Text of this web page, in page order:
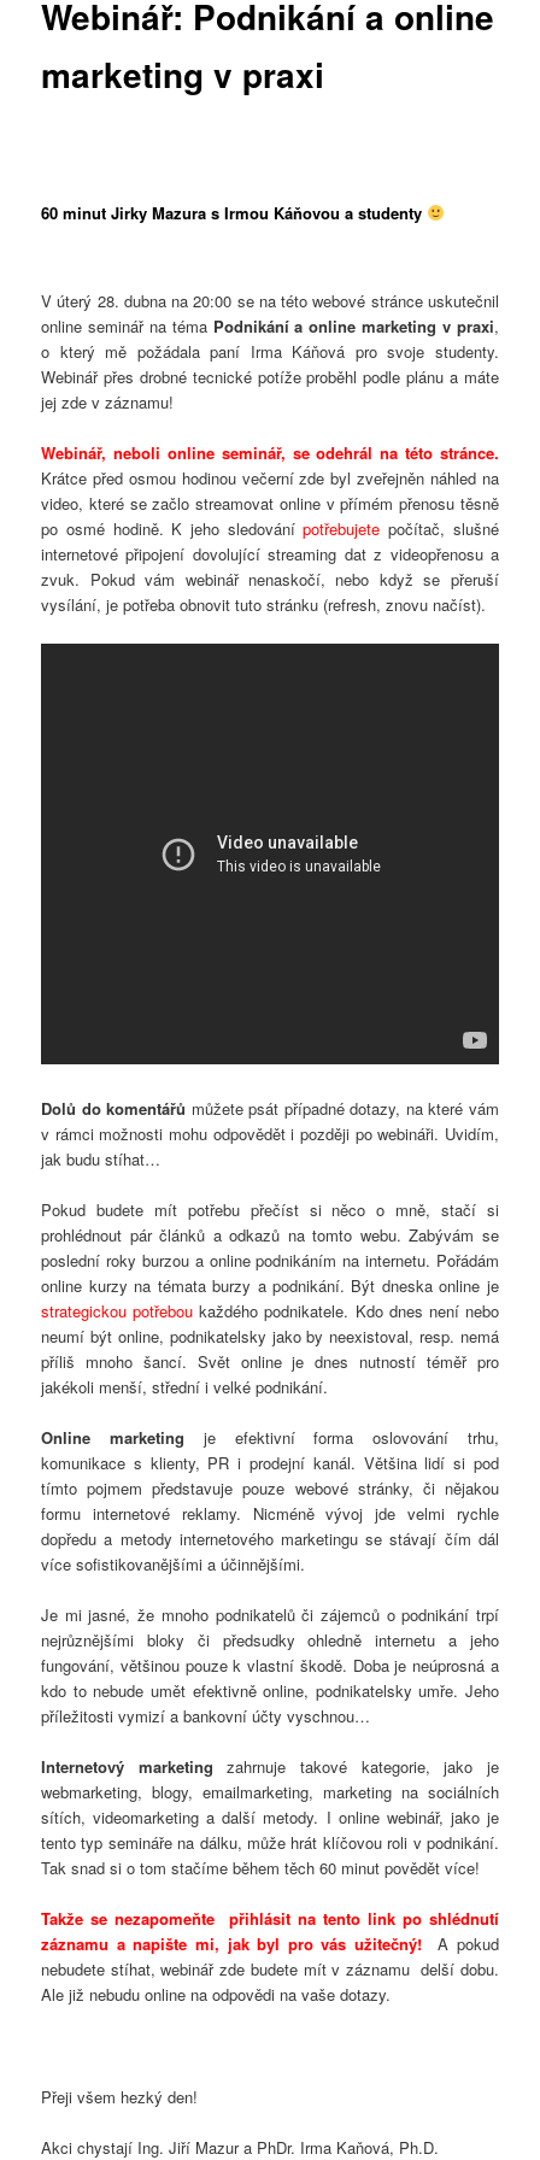
Webinář: Podnikání a online
marketing v praxi
60 minut Jirky Mazura s Irmou Káňovou a studenty
V úterý 28. dubna na 20:00 se na této webové stránce uskutečnil
online seminář na téma Podnikání a online marketing v praxi,
o který mě požádala paní Irma Káňová pro svoje studenty.
Webinář přes drobné tecnické potíže proběhl podle plánu a máte
jej zde v záznamu!
Webinář, neboli online seminář, se odehrál na této stránce.
Krátce před osmou hodinou večerní zde byl zveřejněn náhled na
video, které se začlo streamovat online v přímém přenosu těsně
po osmé hodině. K jeho sledovánípotřebujete počítač, slušné
internetové připojení dovolující streaming dat z videopřenosu a
zvuk. Pokud vám webinář nenaskočí, nebo když se přeruší
vysílání, je potřeba obnovit tuto stránku (refresh, znovu načíst).
Dolů do komentářů můžete psát případné dotazy, na které vám
v rámci možnosti mohu odpovědět i později po webináři. Uvidím,
jak budu stíhat…
Pokud budete mít potřebu přečíst si něco o mně, stačí si
prohlédnout pár článků a odkazů na tomto webu. Zabývám se
poslední roky burzou a online podnikáním na internetu. Pořádám
online kurzy na témata burzy a podnikání. Být dneska online je
strategickou potřebou každého podnikatele. Kdo dnes není nebo
neumí být online, podnikatelsky jako by neexistoval, resp. nemá
příliš mnoho šancí. Svět online je dnes nutností téměř pro
jakékoli menší, střední i velké podnikání.
Online marketing je efektivní forma oslovování trhu,
komunikace s klienty, PR i prodejní kanál. Většina lidí si pod
tímto pojmem představuje pouze webové stránky, či nějakou
formu internetové reklamy. Nicméně vývoj jde velmi rychle
dopředu a metody internetového marketingu se stávají čím dál
více sofistikovanějšími a účinnějšími.
Je mi jasné, že mnoho podnikatelů či zájemců o podnikání trpí
nejrůznějšími bloky či předsudky ohledně internetu a jeho
fungování, většinou pouze k vlastní škodě. Doba je neúprosná a
kdo to nebude umět efektivně online, podnikatelsky umře. Jeho
příležitosti vymizí a bankovní účty vyschnou…
Internetový marketing zahrnuje takové kategorie, jako je
webmarketing, blogy, emailmarketing, marketing na sociálních
sítích, videomarketing a další metody. I online webinář, jako je
tento typ semináře na dálku, může hrát klíčovou roli v podnikání.
Tak snad si o tom stačíme během těch 60 minut povědět více!
Takže se nezapomeňte přihlásit na tento link po shlédnutí
záznamu a napište mi, jak byl pro vás užitečný!
A pokud
nebudete stíhat, webinář zde budete mít v záznamu delší dobu.
Ale již nebudu online na odpovědi na vaše dotazy.
Přeji všem hezký den!
Akci chystají Ing. Jiří Mazur a PhDr. Irma Kaňová, Ph.D.